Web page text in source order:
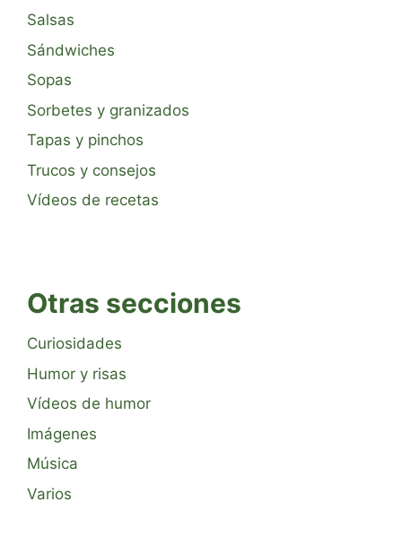
Salsas
Sándwiches
Sopas
Sorbetes y granizados
Tapas y pinchos
Trucos y consejos
Vídeos de recetas
Otras secciones
Curiosidades
Humor y risas
Vídeos de humor
Imágenes
Música
Varios